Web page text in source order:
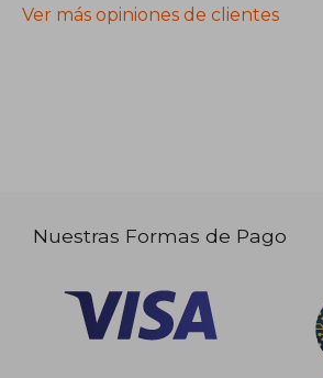
Ver más opiniones de clientes
Nuestras Formas de Pago